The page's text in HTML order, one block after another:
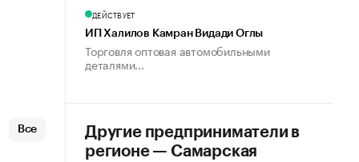
Все
ДЕЙСТВУЕТ
ИП Халилов Камран Видади Оглы
Торговля оптовая автомобильными
деталями...
Другие предприниматели в
регионе — Самарская